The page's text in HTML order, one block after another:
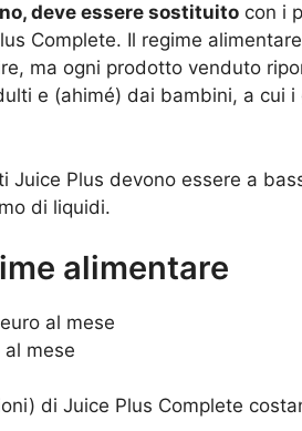
deve essere sostituito con i
Complete. Il regime
ma ogni prodotto venduto
e (ahimé) dai bambini, a cui
Plus devono essere a
di liquidi.
alimentare
al mese
mese
di Juice Plus Complete